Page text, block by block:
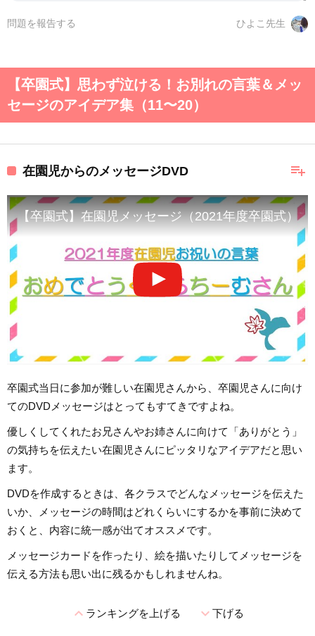
ひよこ先生
問題を報告する
【卒園式】思わず泣ける！お別れの言葉＆メッ
セージのアイデア集（11〜20）
playlist_add
在園児からのメッセージDVD
【卒園式】在園児メッセージ（2021年度卒園式）
卒園式当日に参加が難しい在園児さんから、卒園児さんに向け
てのDVDメッセージはとってもすてきですよね。
優しくしてくれたお兄さんやお姉さんに向けて「ありがとう」
の気持ちを伝えたい在園児さんにピッタリなアイデアだと思い
ます。
DVDを作成するときは、各クラスでどんなメッセージを伝えた
いか、メッセージの時間はどれくらいにするかを事前に決めて
おくと、内容に統一感が出てオススメです。
メッセージカードを作ったり、絵を描いたりしてメッセージを
伝える方法も思い出に残るかもしれませんね。
expand_lessランキングを上げる expand_more下げる